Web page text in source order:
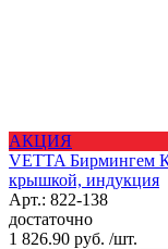
АКЦИЯ
VETTA Бирмингем
крышкой, индукция
Арт.: 822-138
достаточно
1 826.90 руб. /шт.